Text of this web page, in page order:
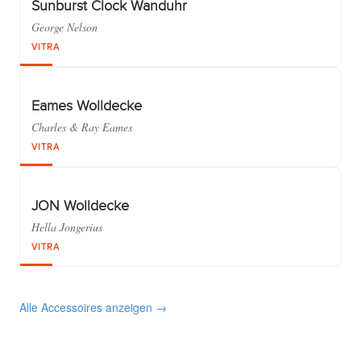
Sunburst Clock Wanduhr
George Nelson
VITRA
Eames Wolldecke
Charles & Ray Eames
VITRA
JON Wolldecke
Hella Jongerius
VITRA
Alle Accessoires anzeigen →